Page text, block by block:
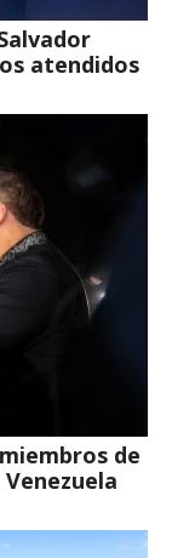
atendidos
de